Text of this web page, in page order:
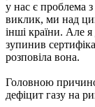
у нас є проблема з
виклик, ми над
інші країни. Але
зупинив
розповіла вона.
Головною
дефіцит газу на